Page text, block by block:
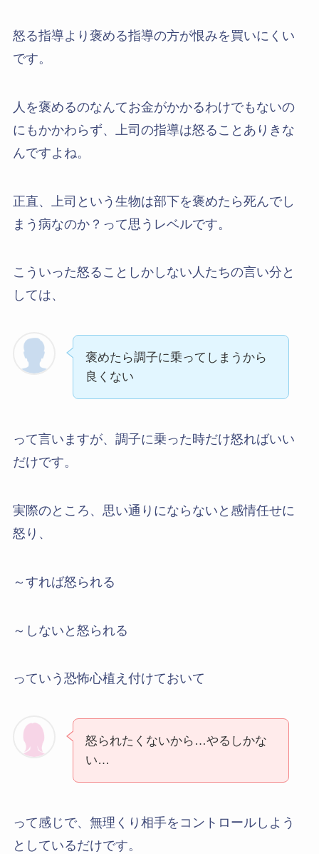
怒る指導より褒める指導の方が恨みを買いにくい
です。
人を褒めるのなんてお金がかかるわけでもないの
にもかかわらず、上司の指導は怒ることありきな
んですよね。
正直、上司という生物は部下を褒めたら死んでし
まう病なのか？って思うレベルです。
こういった怒ることしかしない人たちの言い分と
しては、
褒めたら調子に乗ってしまうから
良くない
って言いますが、調子に乗った時だけ怒ればいい
だけです。
実際のところ、思い通りにならないと感情任せに
怒り、
～すれば怒られる
～しないと怒られる
っていう恐怖心植え付けておいて
怒られたくないから…やるしかな
い…
って感じで、無理くり相手をコントロールしよう
としているだけです。